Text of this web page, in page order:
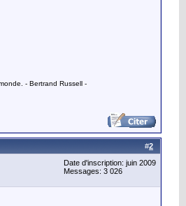
- Bertrand Russell -
#2
Date d'inscription: juin 2009
Messages: 3 026